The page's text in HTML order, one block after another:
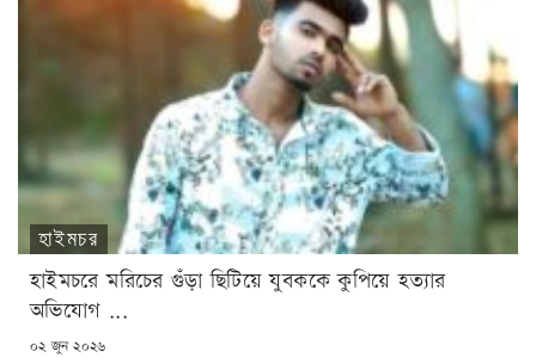
হাইমচর
হাইমচরে মরিচের গুঁড়া ছিটিয়ে যুবককে কুপিয়ে হত্যার
অভিযোগ ...
POSTED
০২ জুন ২০২৬